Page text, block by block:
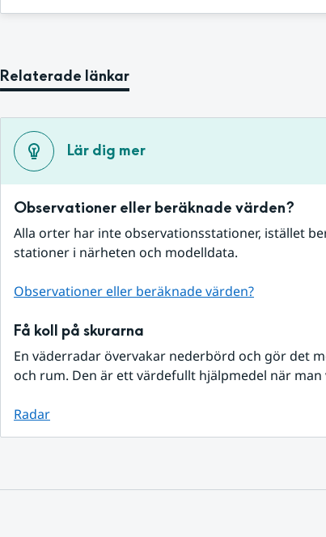
Relaterade länkar
Lär dig mer
Observationer eller beräknade värden?
Alla orter har inte observationsstationer, istället
stationer i närheten och modelldata.
Observationer eller beräknade värden?
Få koll på skurarna
En väderradar övervakar nederbörd och gör det
och rum. Den är ett värdefullt hjälpmedel när man
Radar